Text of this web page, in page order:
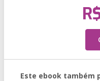
Este ebook também